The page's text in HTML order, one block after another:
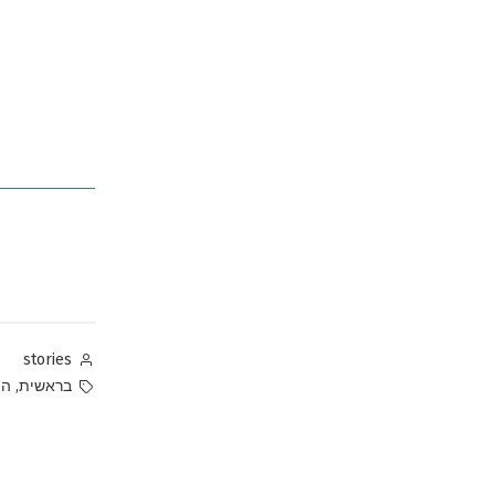
Posted
by
stories
Tags:
בראשית,